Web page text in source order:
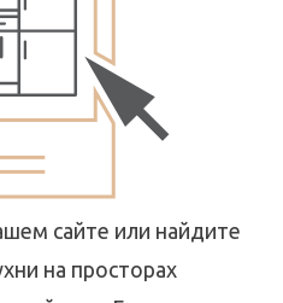
сайте или найдите
на просторах